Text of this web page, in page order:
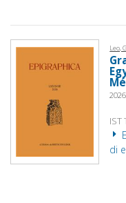
Leo,
IST
di